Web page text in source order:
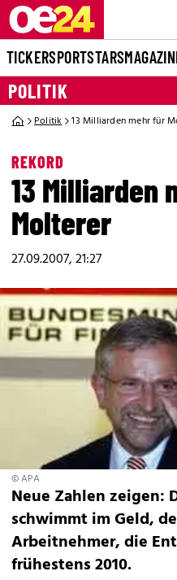
TICKERSPORTSTARS
POLITIK
Politik 13 Milliarden mehr für
REKORD
13 Milliarden
Molterer
27.09.2007, 21:27
© APA
Neue Zahlen zeigen:
schwimmt im Geld,
Arbeitnehmer, die
frühestens 2010.